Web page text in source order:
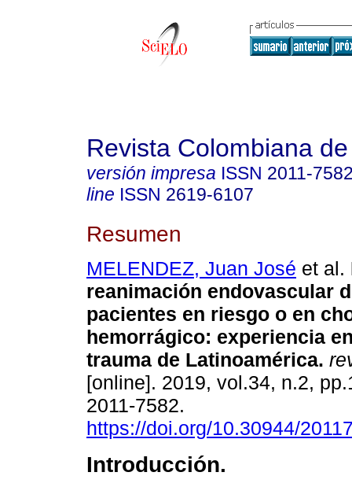
Revista Colombiana
versión impresa ISSN 2011-
line ISSN 2619-6107
Resumen
MELENDEZ, Juan José et al.
reanimación endovascular
pacientes en riesgo o en
hemorrágico: experiencia
trauma de Latinoamérica.
[online]. 2019, vol.34, n.2,
2011-7582.
https://doi.org/10.30944/
Introducción.